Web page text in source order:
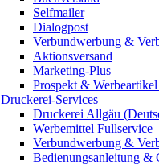
Selfmailer
Dialogpost
Verbundwerbung &
Aktionsversand
Marketing-Plus
Prospekt &
Druckerei-Services
Druckerei Allgäu
Werbemittel Fullservice
Verbundwerbung &
Bedienungsanleitung &